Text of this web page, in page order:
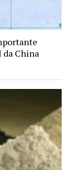
da China